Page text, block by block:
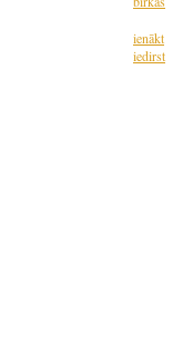
ienākt
iedirst